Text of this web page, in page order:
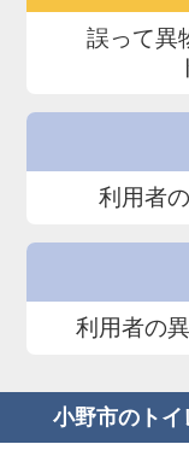
誤って異
利用者
利用者の
小野市のト